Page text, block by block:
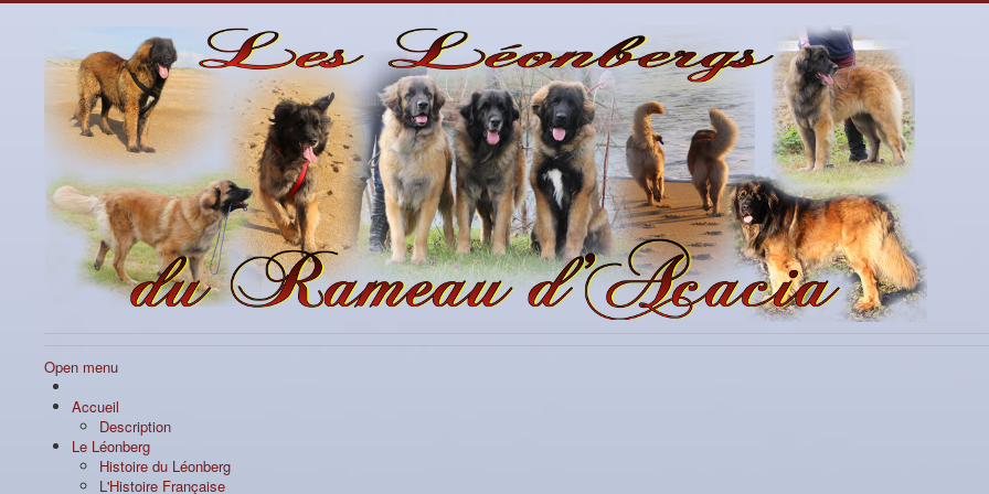
Open menu
Accueil
Description
Le Léonberg
Histoire du Léonberg
L'Histoire Française